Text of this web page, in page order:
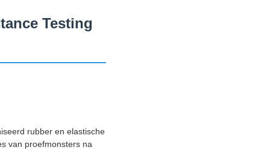
Testing
rubber en elastische
van proefmonsters na